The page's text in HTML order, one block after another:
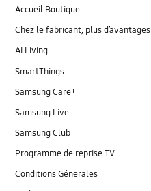
Accueil Boutique
Chez le fabricant, plus d’avantages
AI Living
SmartThings
Samsung Care+
Samsung Live
Samsung Club
Programme de reprise TV
Conditions Génerales